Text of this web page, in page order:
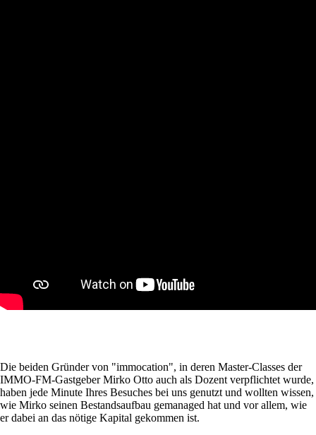
Die beiden Gründer von "immocation", in deren Master-Classes der
IMMO-FM-Gastgeber Mirko Otto auch als Dozent verpflichtet wurde,
haben jede Minute Ihres Besuches bei uns genutzt und wollten wissen,
wie Mirko seinen Bestandsaufbau gemanaged hat und vor allem, wie
er dabei an das nötige Kapital gekommen ist.